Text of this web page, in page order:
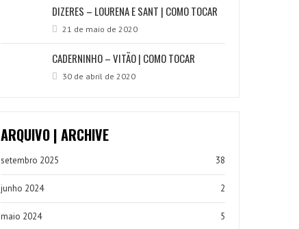
DIZERES – LOURENA E SANT | COMO TOCAR
21 de maio de 2020
CADERNINHO – VITÃO | COMO TOCAR
30 de abril de 2020
ARQUIVO | ARCHIVE
setembro 2025 38
junho 2024 2
maio 2024 5